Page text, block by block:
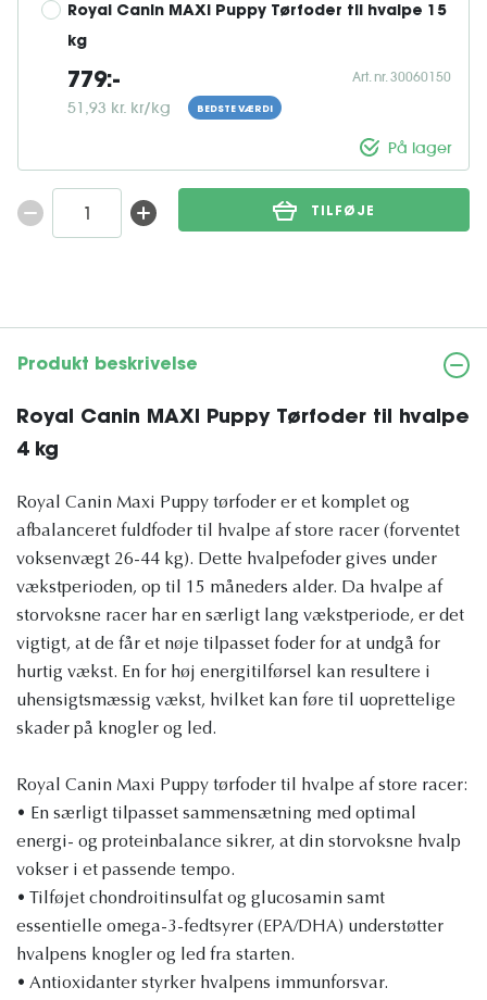
Royal Canin MAXI Puppy Tørfoder til hvalpe 15
kg
779:-
51,93 kr. kr/kg BEDSTE VÆRDI
Art. nr. 30060150
På lager
TILFØJE
Produkt beskrivelse
Royal Canin MAXI Puppy Tørfoder til hvalpe
4 kg
Royal Canin Maxi Puppy tørfoder er et komplet og
afbalanceret fuldfoder til hvalpe af store racer (forventet
voksenvægt 26-44 kg). Dette hvalpefoder gives under
vækstperioden, op til 15 måneders alder. Da hvalpe af
storvoksne racer har en særligt lang vækstperiode, er det
vigtigt, at de får et nøje tilpasset foder for at undgå for
hurtig vækst. En for høj energitilførsel kan resultere i
uhensigtsmæssig vækst, hvilket kan føre til uoprettelige
skader på knogler og led.
Royal Canin Maxi Puppy tørfoder til hvalpe af store racer:
• En særligt tilpasset sammensætning med optimal
energi- og proteinbalance sikrer, at din storvoksne hvalp
vokser i et passende tempo.
• Tilføjet chondroitinsulfat og glucosamin samt
essentielle omega-3-fedtsyrer (EPA/DHA) understøtter
hvalpens knogler og led fra starten.
• Antioxidanter styrker hvalpens immunforsvar.